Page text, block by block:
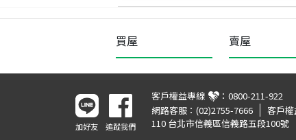
買屋 賣屋
加好友 追蹤我們
客戶權益專線 ： 0800-211-922
網路客服： (02)2755-7666 客戶權
110 台北市信義區信義路五段100號